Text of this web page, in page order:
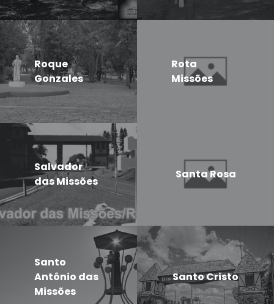
Roque
Gonzales
Rota
Missões
Salvador
das Missões
Santa Rosa
Santo
Antônio das
Missões
Santo Cristo